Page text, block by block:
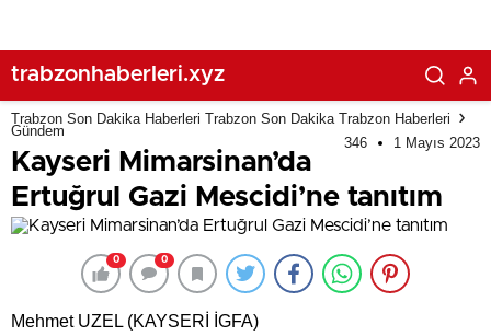
trabzonhaberleri.xyz
Trabzon Son Dakika Haberleri Trabzon Son Dakika Trabzon Haberleri
Gündem
346 1 Mayıs 2023
Kayseri Mimarsinan’da
Ertuğrul Gazi Mescidi’ne tanıtım
0 0
Mehmet UZEL (KAYSERİ İGFA)